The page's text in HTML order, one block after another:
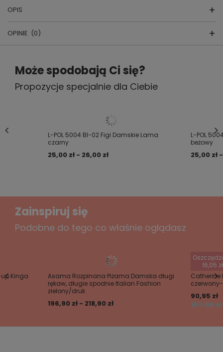
OPIS
Figi damskie 5021
producent: Lapinee
kraj produkcji: Polska
Figi damskie wykonanez delikatnej koronki o
kwiatowym princie.
W talii ozdobne paski - możliwość odpięcia
OPINIE (0)
Napisz swoją opinię
Twoja ocena:
Twój email
Wyślij opinię
Może spodobają Ci się?
Propozycje specjalnie dla Ciebie
L-POL 5004 BI-02 Figi Damskie Lama
czarny
25,00 zł - 26,00 zł
L-POL
beżowy
25,00 zł
Zainspiruj się
Podobne do tego co właśnie oglądasz
Kinga
Asama Rozpinana Piżama Damska długi
rękaw, długie spodnie Italian Fashion
zielony/druk
196,90 zł - 218,90 zł
16,05 zł
Catherine
107,00 zł
90,95 zł